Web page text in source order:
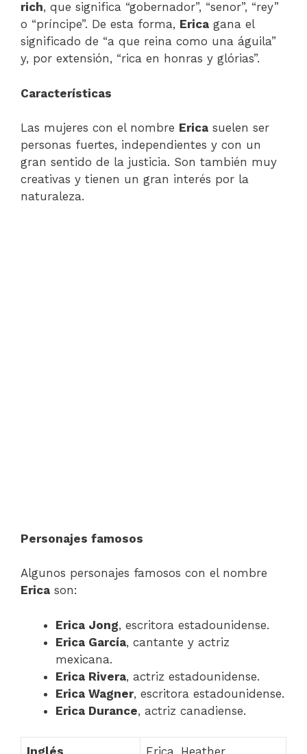
rich, que significa “gobernador”, “senor”, “rey”
o “príncipe”. De esta forma, Erica gana el
significado de “a que reina como una águila”
y, por extensión, “rica en honras y glórias”.
Características
Las mujeres con el nombre Erica suelen ser
personas fuertes, independientes y con un
gran sentido de la justicia. Son también muy
creativas y tienen un gran interés por la
naturaleza.
Personajes famosos
Algunos personajes famosos con el nombre
Erica son:
Erica Jong, escritora estadounidense.
Erica García, cantante y actriz
mexicana.
Erica Rivera, actriz estadounidense.
Erica Wagner, escritora estadounidense.
Erica Durance, actriz canadiense.
Inglés Erica, Heather